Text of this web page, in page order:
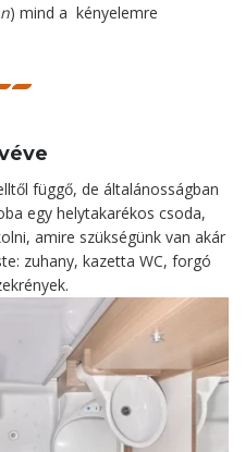
) mind a kényelemre
függő, de általánosságban
egy helytakarékos csoda,
amire szükségünk van akár
zuhany, kazetta WC, forgó